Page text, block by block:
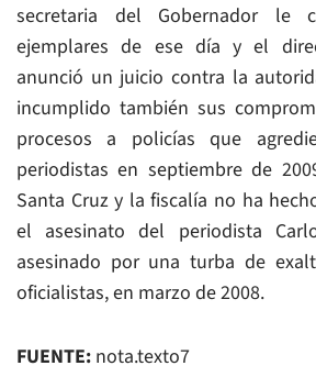
secretaria del Gobernador le
ejemplares de ese día y el
anunció un juicio contra la
incumplido también sus
procesos a policías que
periodistas en septiembre de
Santa Cruz y la fiscalía no ha
el asesinato del periodista
asesinado por una turba de
oficialistas, en marzo de 2008.
FUENTE: nota.texto7